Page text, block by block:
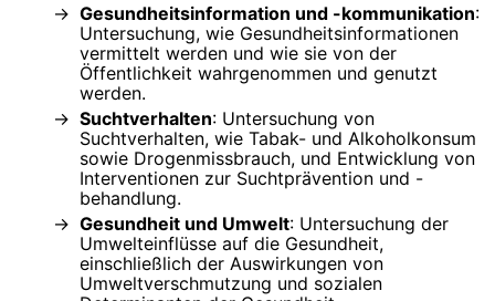
Gesundheitsinformation und -kommunikation:
Untersuchung, wie Gesundheitsinformationen
vermittelt werden und wie sie von der
Öffentlichkeit wahrgenommen und genutzt
werden.
Suchtverhalten: Untersuchung von
Suchtverhalten, wie Tabak- und Alkoholkonsum
sowie Drogenmissbrauch, und Entwicklung von
Interventionen zur Suchtprävention und -
behandlung.
Gesundheit und Umwelt: Untersuchung der
Umwelteinflüsse auf die Gesundheit,
einschließlich der Auswirkungen von
Umweltverschmutzung und sozialen